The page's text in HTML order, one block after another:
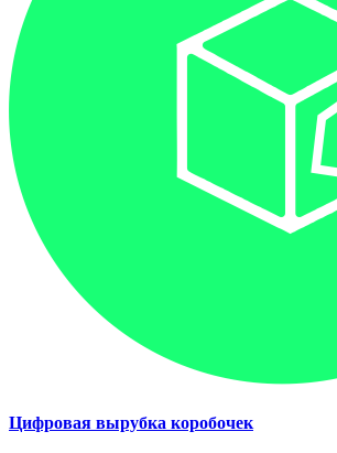
Цифровая вырубка коробочек